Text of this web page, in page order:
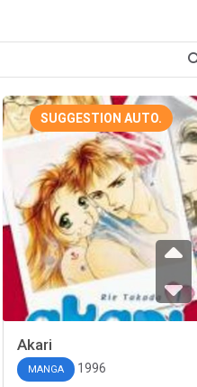
SUGGESTION AUTO.
Akari
MANGA 1996